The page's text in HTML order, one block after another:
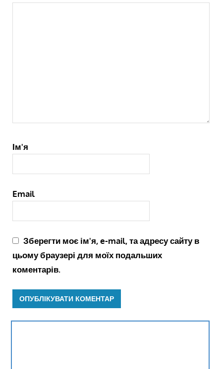
Ім'я
Email
Зберегти моє ім'я, e-mail, та адресу сайту в
цьому браузері для моїх подальших
коментарів.